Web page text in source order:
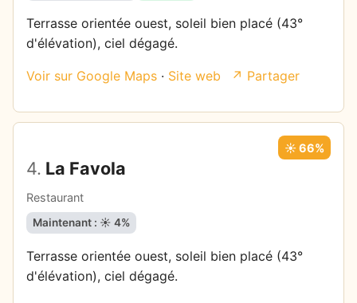
Terrasse orientée ouest, soleil bien placé (43°
d'élévation), ciel dégagé.
Voir sur Google Maps · Site web ↗ Partager
4. La Favola
Restaurant
☀️ 66%
Maintenant : ☀️ 4%
Terrasse orientée ouest, soleil bien placé (43°
d'élévation), ciel dégagé.